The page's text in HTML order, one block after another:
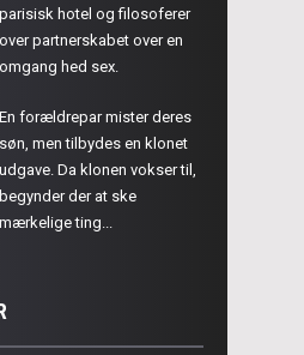
parisisk hotel og filosoferer
over partnerskabet over en
omgang hed sex.
En forældrepar mister deres
søn, men tilbydes en klonet
udgave. Da klonen vokser til,
begynder der at ske
mærkelige ting...